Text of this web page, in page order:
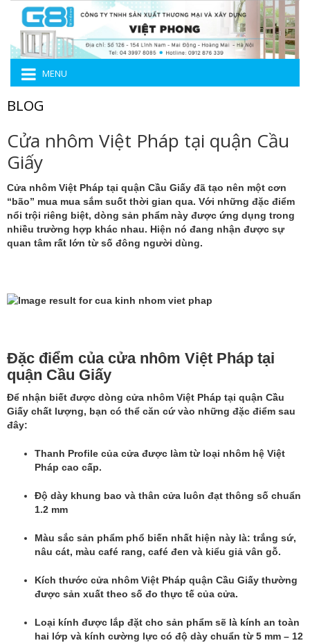
MENU
BLOG
Cửa nhôm Việt Pháp tại quận Cầu
Giấy
Cửa nhôm Việt Pháp tại quận Cầu Giấy đã tạo nên một cơn
“bão” mua mua sắm suốt thời gian qua. Với những đặc điểm
nổi trội riêng biệt, dòng sản phẩm này được ứng dụng trong
nhiều trường hợp khác nhau. Hiện nó đang nhận được sự
quan tâm rất lớn từ số đông người dùng.
Đặc điểm của cửa nhôm Việt Pháp tại
quận Cầu Giấy
Để nhận biết được dòng cửa nhôm Việt Pháp tại quận Cầu
Giấy chất lượng, bạn có thể căn cứ vào những đặc điểm sau
đây:
Thanh Profile của cửa được làm từ loại nhôm hệ Việt
Pháp cao cấp.
Độ dày khung bao và thân cửa luôn đạt thông số chuẩn
1.2 mm
Màu sắc sản phẩm phổ biến nhất hiện này là: trắng sứ,
nâu cát, màu café rang, café đen và kiểu giả vân gỗ.
Kích thước cửa nhôm Việt Pháp quận Cầu Giấy thường
được sản xuất theo số đo thực tế của cửa.
Loại kính được lắp đặt cho sản phẩm sẽ là kính an toàn
hai lớp và kính cường lực có độ dày chuẩn từ 5 mm – 12